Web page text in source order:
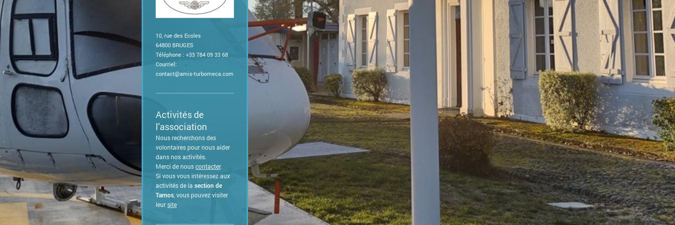
10, rue des Ecoles
64800 BRUGES
Téléphone : +33 784 09 33 68
Courriel:
contact@amis-turbomeca.com
Activités de
l'association
Nous recherchons des
volontaires pour nous aider
dans nos activités.
Merci de nouscontacter.
Si vous vous intéressez aux
activités de la section de
Tarnos , vous pouvez visiter
leursite